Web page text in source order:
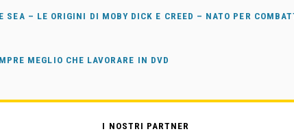
SEA – LE ORIGINI DI MOBY DICK E CREED – NATO PER
MEGLIO CHE LAVORARE IN DVD
I NOSTRI PARTNER